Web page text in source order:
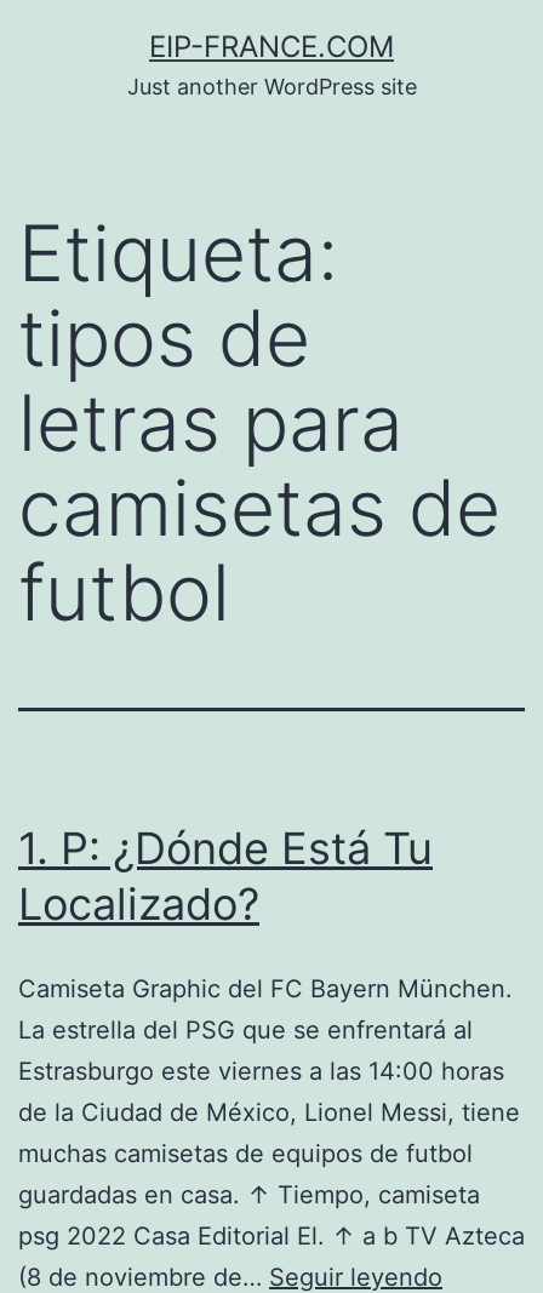
EIP-FRANCE.COM
Just another WordPress site
Etiqueta:
tipos de
letras para
camisetas de
futbol
1. P: ¿Dónde Está Tu
Localizado?
Camiseta Graphic del FC Bayern München.
La estrella del PSG que se enfrentará al
Estrasburgo este viernes a las 14:00 horas
de la Ciudad de México, Lionel Messi, tiene
muchas camisetas de equipos de futbol
guardadas en casa. ↑ Tiempo, camiseta
psg 2022 Casa Editorial El. ↑ a b TV Azteca
(8 de noviembre de… Seguir leyendo